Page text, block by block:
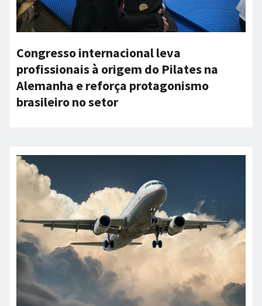
Congresso internacional leva
profissionais à origem do Pilates na
Alemanha e reforça protagonismo
brasileiro no setor